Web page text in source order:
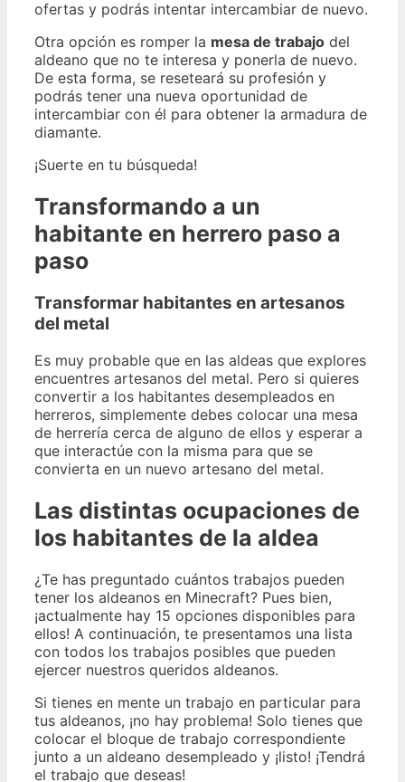
ofertas y podrás intentar intercambiar de nuevo.
Otra opción es romper la mesa de trabajo del
aldeano que no te interesa y ponerla de nuevo.
De esta forma, se reseteará su profesión y
podrás tener una nueva oportunidad de
intercambiar con él para obtener la armadura de
diamante.
¡Suerte en tu búsqueda!
Transformando a un
habitante en herrero paso a
paso
Transformar habitantes en artesanos
del metal
Es muy probable que en las aldeas que explores
encuentres artesanos del metal. Pero si quieres
convertir a los habitantes desempleados en
herreros, simplemente debes colocar una mesa
de herrería cerca de alguno de ellos y esperar a
que interactúe con la misma para que se
convierta en un nuevo artesano del metal.
Las distintas ocupaciones de
los habitantes de la aldea
¿Te has preguntado cuántos trabajos pueden
tener los aldeanos en Minecraft? Pues bien,
¡actualmente hay 15 opciones disponibles para
ellos! A continuación, te presentamos una lista
con todos los trabajos posibles que pueden
ejercer nuestros queridos aldeanos.
Si tienes en mente un trabajo en particular para
tus aldeanos, ¡no hay problema! Solo tienes que
colocar el bloque de trabajo correspondiente
junto a un aldeano desempleado y ¡listo! ¡Tendrá
el trabajo que deseas!